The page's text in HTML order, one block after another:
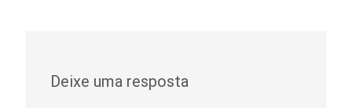
Deixe uma resposta